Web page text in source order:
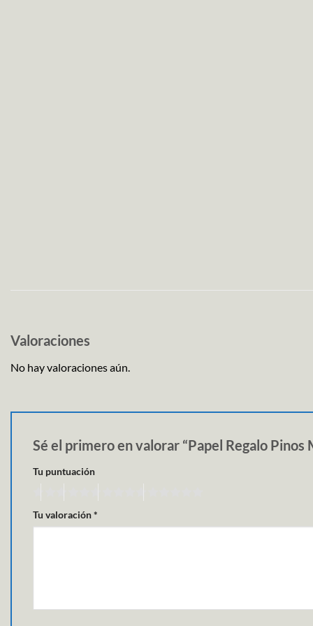
Valoraciones
No hay valoraciones aún.
Sé el primero en valorar “Papel Regalo Pinos
Tu puntuación
Tu valoración*